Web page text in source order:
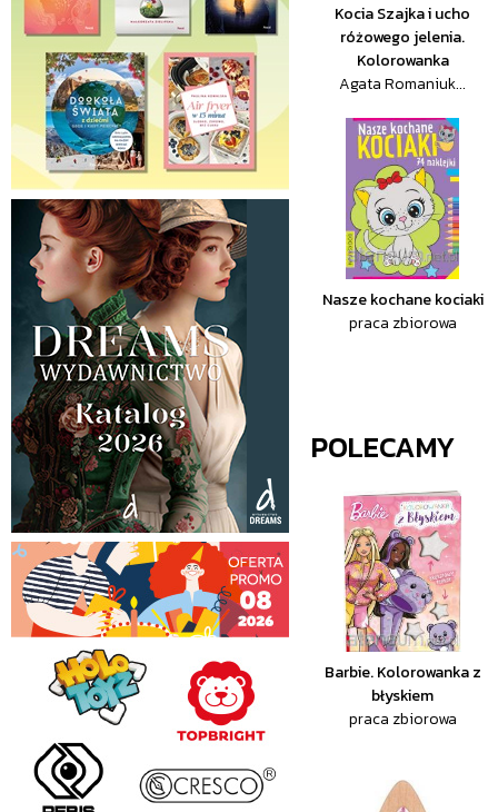
Kocia Szajka i ucho
różowego jelenia.
Kolorowanka
Agata Romaniuk...
Nasze kochane kociaki
praca zbiorowa
POLECAMY
Barbie. Kolorowanka z
błyskiem
praca zbiorowa